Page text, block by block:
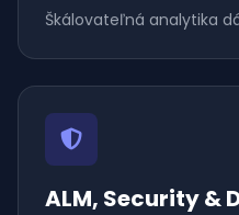
Škálovateľná analytika
ALM, Security &